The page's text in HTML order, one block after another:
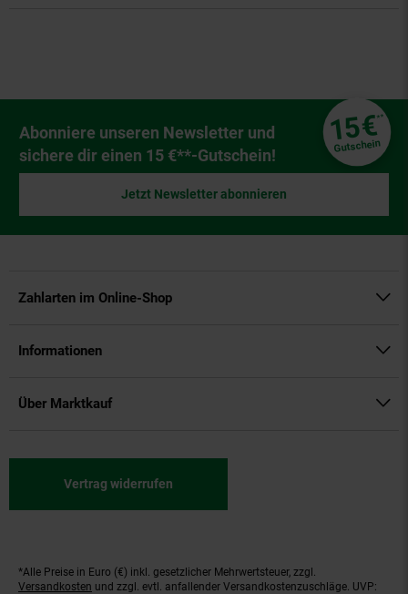
Newsletter Anmeldung
Abonniere unseren Newsletter und
sichere dir einen 15 €**-Gutschein!
15€**
Gutschein
Jetzt Newsletter abonnieren
Zahlarten im Online-Shop
Informationen
Über Marktkauf
Vertrag widerrufen
Fußnoten
*Alle Preise in Euro (€) inkl. gesetzlicher Mehrwertsteuer, zzgl.
Versandkosten und zzgl. evtl. anfallender Versandkostenzuschläge. UVP: